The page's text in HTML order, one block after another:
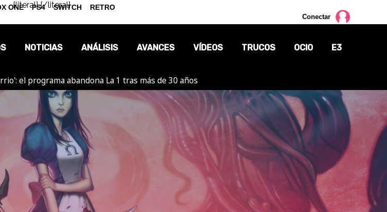
{literal}{/literal}
Conectar
NOTICIAS
OPINIÓN
REPORTAJES
ANÁLISIS AVANCES VÍDEOS TRUCOS OCIO
TV
CÓMICS
MANGA
E3
el programa abandona La 1 tras más de 30 años
ONE PS4 SWITCH RETRO